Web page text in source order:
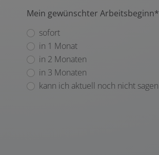
Mein gewünschter Arbeitsbeginn*
sofort
in 1 Monat
in 2 Monaten
in 3 Monaten
kann ich aktuell noch nicht sagen